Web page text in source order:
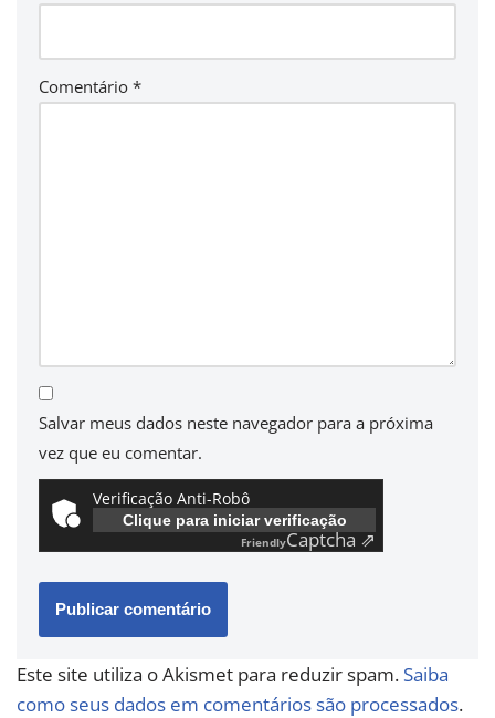
Comentário *
Salvar meus dados neste navegador para a próxima
vez que eu comentar.
Verificação Anti-Robô
Clique para iniciar verificação
FriendlyCaptcha ⇗
Este site utiliza o Akismet para reduzir spam. Saiba
como seus dados em comentários são processados.